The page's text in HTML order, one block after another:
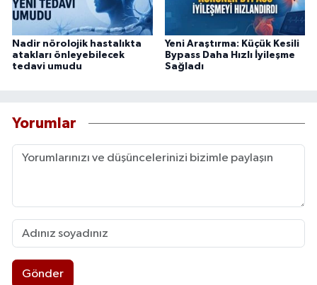
Nadir nörolojik hastalıkta
atakları önleyebilecek
tedavi umudu
Yeni Araştırma: Küçük Kesili
Bypass Daha Hızlı İyileşme
Sağladı
Yorumlar
Gönder